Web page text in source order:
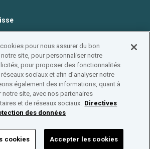
Impressum Affiliation
pour nous assurer du bon
site, pour personnaliser notre
pour proposer des fonctionnalités
sociaux et afin d’analyser notre
également des informations, quant à
notre site, avec nos partenaires
et de réseaux sociaux. Directives
des données
cookies Accepter les cookies